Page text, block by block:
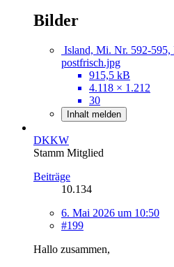
Bilder
Island, Mi. Nr. 592-595,
postfrisch.jpg
915,5 kB
4.118 × 1.212
30
Inhalt melden
DKKW
Stamm Mitglied
Beiträge
10.134
6. Mai 2026 um 10:50
#199
Hallo zusammen,